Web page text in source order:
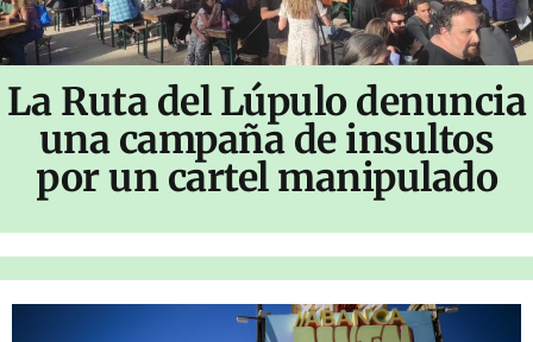
La Ruta del Lúpulo denuncia
una campaña de insultos
por un cartel manipulado